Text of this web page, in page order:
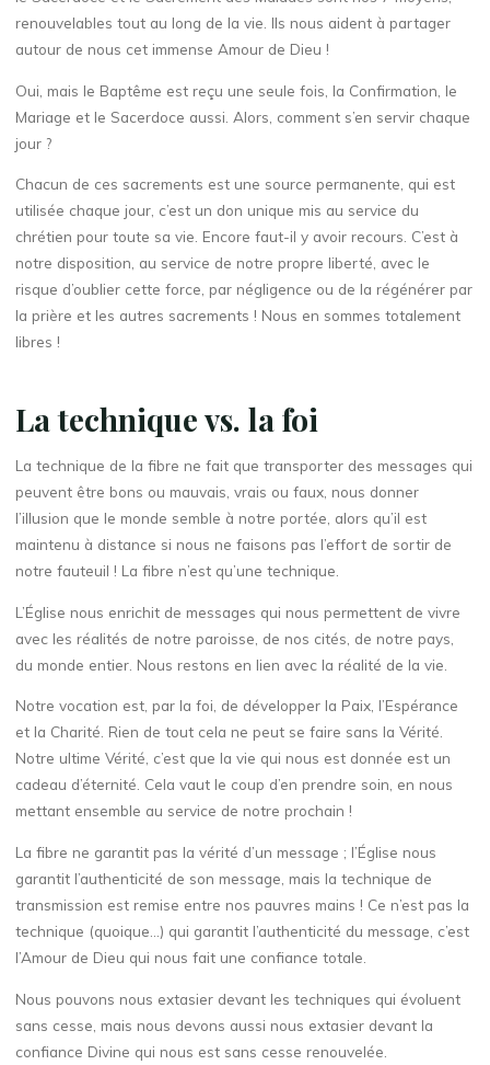
renouvelables tout au long de la vie. Ils nous aident à partager
autour de nous cet immense Amour de Dieu !
Oui, mais le Baptême est reçu une seule fois, la Confirmation, le
Mariage et le Sacerdoce aussi. Alors, comment s’en servir chaque
jour ?
Chacun de ces sacrements est une source permanente, qui est
utilisée chaque jour, c’est un don unique mis au service du
chrétien pour toute sa vie. Encore faut-il y avoir recours. C’est à
notre disposition, au service de notre propre liberté, avec le
risque d’oublier cette force, par négligence ou de la régénérer par
la prière et les autres sacrements ! Nous en sommes totalement
libres !
La technique vs. la foi
La technique de la fibre ne fait que transporter des messages qui
peuvent être bons ou mauvais, vrais ou faux, nous donner
l’illusion que le monde semble à notre portée, alors qu’il est
maintenu à distance si nous ne faisons pas l’effort de sortir de
notre fauteuil ! La fibre n’est qu’une technique.
L’Église nous enrichit de messages qui nous permettent de vivre
avec les réalités de notre paroisse, de nos cités, de notre pays,
du monde entier. Nous restons en lien avec la réalité de la vie.
Notre vocation est, par la foi, de développer la Paix, l’Espérance
et la Charité. Rien de tout cela ne peut se faire sans la Vérité.
Notre ultime Vérité, c’est que la vie qui nous est donnée est un
cadeau d’éternité. Cela vaut le coup d’en prendre soin, en nous
mettant ensemble au service de notre prochain !
La fibre ne garantit pas la vérité d’un message ; l’Église nous
garantit l’authenticité de son message, mais la technique de
transmission est remise entre nos pauvres mains ! Ce n’est pas la
technique (quoique…) qui garantit l’authenticité du message, c’est
l’Amour de Dieu qui nous fait une confiance totale.
Nous pouvons nous extasier devant les techniques qui évoluent
sans cesse, mais nous devons aussi nous extasier devant la
confiance Divine qui nous est sans cesse renouvelée.